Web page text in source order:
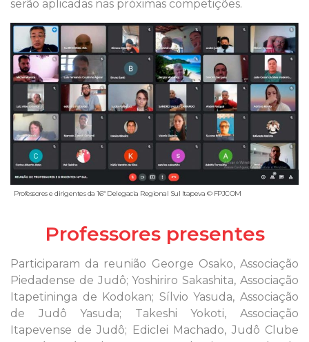
serão aplicadas nas próximas competições.
Professores e dirigentes da 16ª Delegacia Regional Sul Itapeva © FPJCOM
Professores presentes
Participaram da reunião George Osako, Associação
Piedadense de Judô; Yoshiriro Sakashita, Associação
Itapetininga de Kodokan; Sílvio Yasuda, Associação
de Judô Yasuda; Takeshi Yokoti, Associação
Itapevense de Judô; Ediclei Machado, Judô Clube